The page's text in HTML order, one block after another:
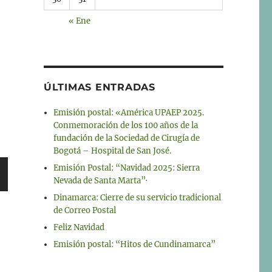
« Ene
ÚLTIMAS ENTRADAS
Emisión postal: «América UPAEP 2025.
Conmemoración de los 100 años de la
fundación de la Sociedad de Cirugía de
Bogotá – Hospital de San José.
Emisión Postal: “Navidad 2025: Sierra
Nevada de Santa Marta”·
Dinamarca: Cierre de su servicio tradicional
de Correo Postal
Feliz Navidad
Emisión postal: “Hitos de Cundinamarca”